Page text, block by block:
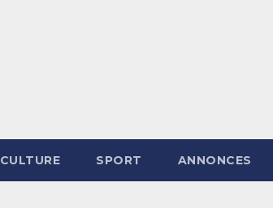
CULTURE SPORT ANNONCES